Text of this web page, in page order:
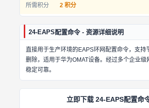
所需积分 2 积分
24-EAPS配置命令 - 资源详细说明
直接用于生产环境的EAPS环网配置命令，支持
删除，适用于华为OMAT设备。经过多个企业级
稳定可靠。
立即下载 24-EAPS配置命